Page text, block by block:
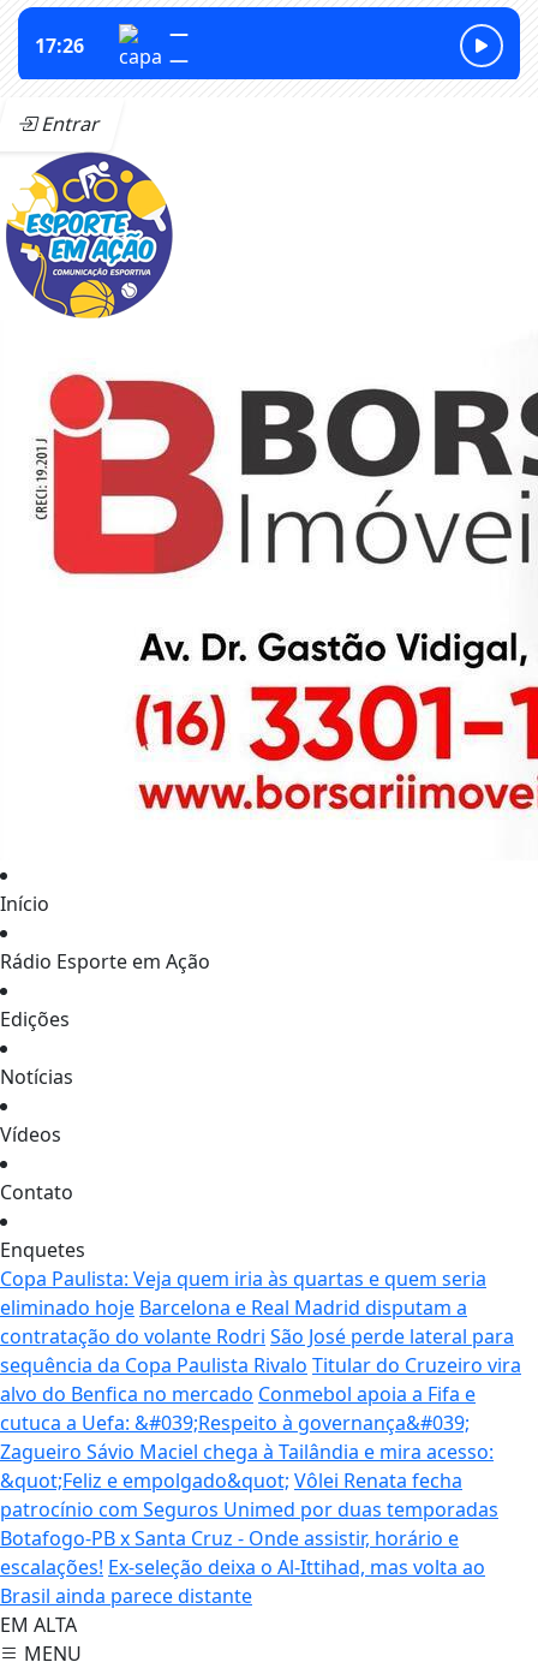
Entrar
Início
Rádio Esporte em Ação
Edições
Notícias
Vídeos
Contato
Enquetes
Copa Paulista: Veja quem iria às quartas e quem seria
eliminado hoje Barcelona e Real Madrid disputam a
contratação do volante Rodri São José perde lateral para
sequência da Copa Paulista Rivalo Titular do Cruzeiro vira
alvo do Benfica no mercado Conmebol apoia a Fifa e
cutuca a Uefa: &#039;Respeito à governança&#039;
Zagueiro Sávio Maciel chega à Tailândia e mira acesso:
&quot;Feliz e empolgado&quot; Vôlei Renata fecha
patrocínio com Seguros Unimed por duas temporadas
Botafogo-PB x Santa Cruz - Onde assistir, horário e
escalações! Ex-seleção deixa o Al-Ittihad, mas volta ao
Brasil ainda parece distante
EM ALTA
MENU